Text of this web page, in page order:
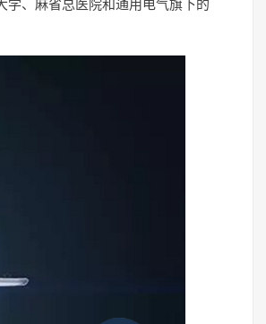
学、麻省总医院和通用电气旗下的